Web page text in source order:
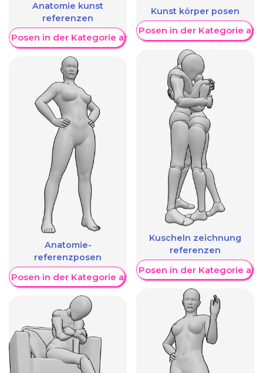
Anatomie kunst
referenzen
Posen in der Kategorie anzeigen
Anatomie-
referenzposen
Posen in der Kategorie anzeigen
Kunst körper posen
Weitere Posen in der Kategorie
Kuscheln zeichnung
referenzen
Weitere Posen in der Kategorie